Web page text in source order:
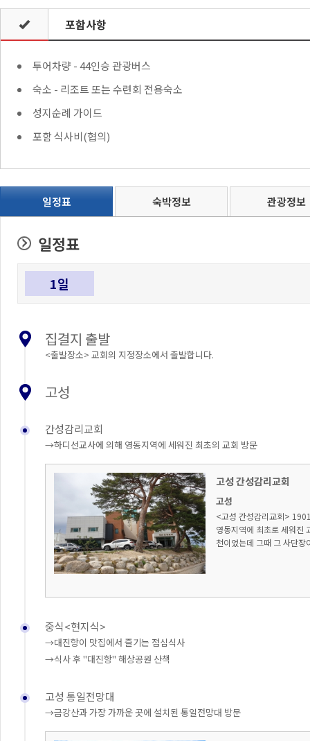
포함사항
투어차량 - 44인승 관광버스
숙소 - 리조트 또는 수련회 전용숙소
성지순례 가이드
포함 식사비(협의)
일정표 숙박정보 관광정보
일정표
1일
집결지 출발
<출발장소> 교회의 지정장소에서 출발합니다.
고성
간성감리교회
→하디선교사에 의해 영동지역에 세워진 최초의 교회 방문
고성 간성감리교회
고성
<고성 간성감리교회>
영동지역에 최초로 세워진
천이었는데 그때 그 사단
중식<현지식>
→대진항이 맛집에서 즐기는 점심식사
→식사 후 "대진항" 해상공원 산책
고성 통일전망대
→금강산과 가장 가까운 곳에 설치된 통일전망대 방문